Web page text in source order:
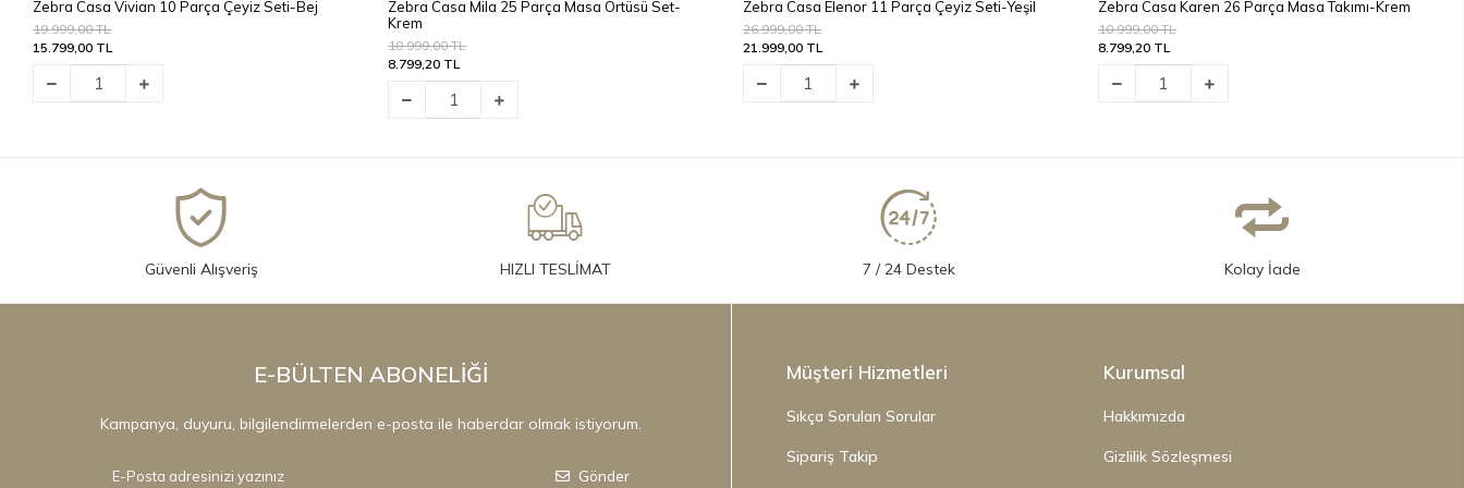
Zebra Casa Vivian 10 Parça Çeyiz Seti-Bej
19.999,00 TL
15.799,00 TL
Zebra Casa Mila 25 Parça Masa Örtüsü Set-
Krem
10.999,00 TL
8.799,20 TL
Zebra Casa Elenor 11 Parça Çeyiz Seti-Yeşil
26.999,00 TL
21.999,00 TL
Zebra Casa Karen 26 Parça Masa Takımı-Krem
10.999,00 TL
8.799,20 TL
Güvenli Alışveriş HIZLI TESLİMAT 7 / 24 Destek Kolay İade
E-BÜLTEN ABONELİĞİ
Kampanya, duyuru, bilgilendirmelerden e-posta ile haberdar olmak istiyorum.
Gönder
Müşteri Hizmetleri
Sıkça Sorulan Sorular
Sipariş Takip
Kurumsal
Hakkımızda
Gizlilik Sözleşmesi